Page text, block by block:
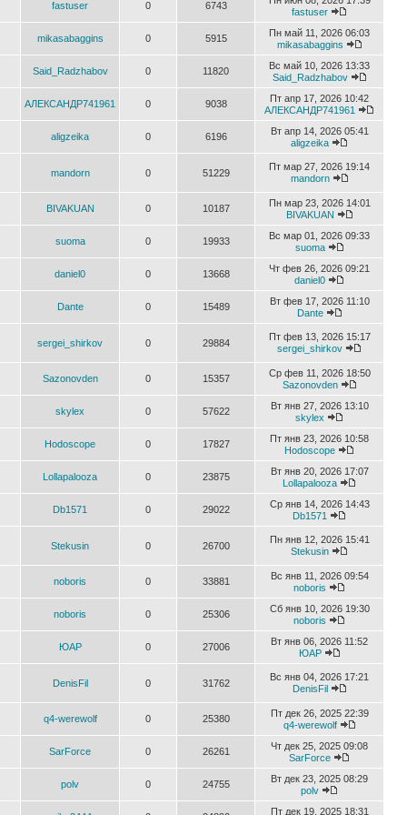
fastuser 0 6743
fastuser
mikasabaggins 0 5915
Пн май 11, 2026 06:03
mikasabaggins
Said_Radzhabov 0 11820
Вс май 10, 2026 13:33
Said_Radzhabov
АЛЕКСАНДР741961 0 9038
Пт апр 17, 2026 10:42
АЛЕКСАНДР741961
aligzeika 0 6196
Вт апр 14, 2026 05:41
aligzeika
mandorn 0 51229
Пт мар 27, 2026 19:14
mandorn
BIVAKUAN 0 10187
Пн мар 23, 2026 14:01
BIVAKUAN
suoma 0 19933
Вс мар 01, 2026 09:33
suoma
daniel0 0 13668
Чт фев 26, 2026 09:21
daniel0
Dante 0 15489
Вт фев 17, 2026 11:10
Dante
sergei_shirkov 0 29884
Пт фев 13, 2026 15:17
sergei_shirkov
Sazonovden 0 15357
Ср фев 11, 2026 18:50
Sazonovden
skylex 0 57622
Вт янв 27, 2026 13:10
skylex
Hodoscope 0 17827
Пт янв 23, 2026 10:58
Hodoscope
Lollapalooza 0 23875
Вт янв 20, 2026 17:07
Lollapalooza
Db1571 0 29022
Ср янв 14, 2026 14:43
Db1571
Stekusin 0 26700
Пн янв 12, 2026 15:41
Stekusin
noboris 0 33881
Вс янв 11, 2026 09:54
noboris
noboris 0 25306
Сб янв 10, 2026 19:30
noboris
ЮАР 0 27006
Вт янв 06, 2026 11:52
ЮАР
DenisFil 0 31762
Вс янв 04, 2026 17:21
DenisFil
q4-werewolf 0 25380
Пт дек 26, 2025 22:39
q4-werewolf
SarForce 0 26261
Чт дек 25, 2025 09:08
SarForce
polv 0 24755
Вт дек 23, 2025 08:29
polv
Пт дек 19, 2025 18:31